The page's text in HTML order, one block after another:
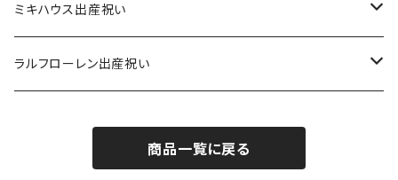
男の子出産祝い 12,100円（税込）
男の子出産祝い 6～12ヶ月
ミキハウス男の子出産祝い
女の子出産祝い 8,800円（税込）
女の子出産祝い 12,100円（税込）
女の子出産祝い 12～18ヶ月
1月生まれ出産祝い
男の子出産祝い
2月生まれ出産祝い
女の子出産祝い
男の子出産祝い
4月生まれ出産祝い
ミキハウス出産祝い
男の子出産祝い
ラルフローレン出産祝い
女の子出産祝い
商品一覧に戻る